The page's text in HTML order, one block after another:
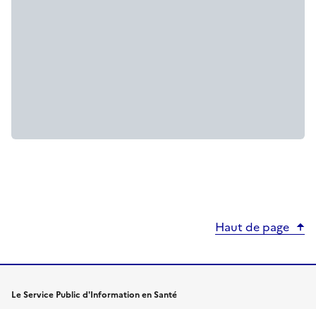
Haut de page
Le Service Public d'Information en Santé